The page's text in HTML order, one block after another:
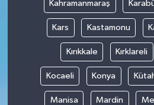
Kahramanmaraş
Kars Kastamonu
Kırıkkale Kırklareli
Kocaeli Konya
Manisa Mardin